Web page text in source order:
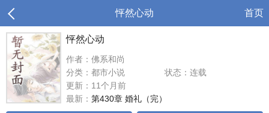
怦然心动 首页
怦然心动
作者：佛系和尚
分类：都市小说
状态：连载
更新：11个月前
最新： 第430章 婚礼（完）